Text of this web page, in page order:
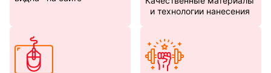
и технологии нанесения